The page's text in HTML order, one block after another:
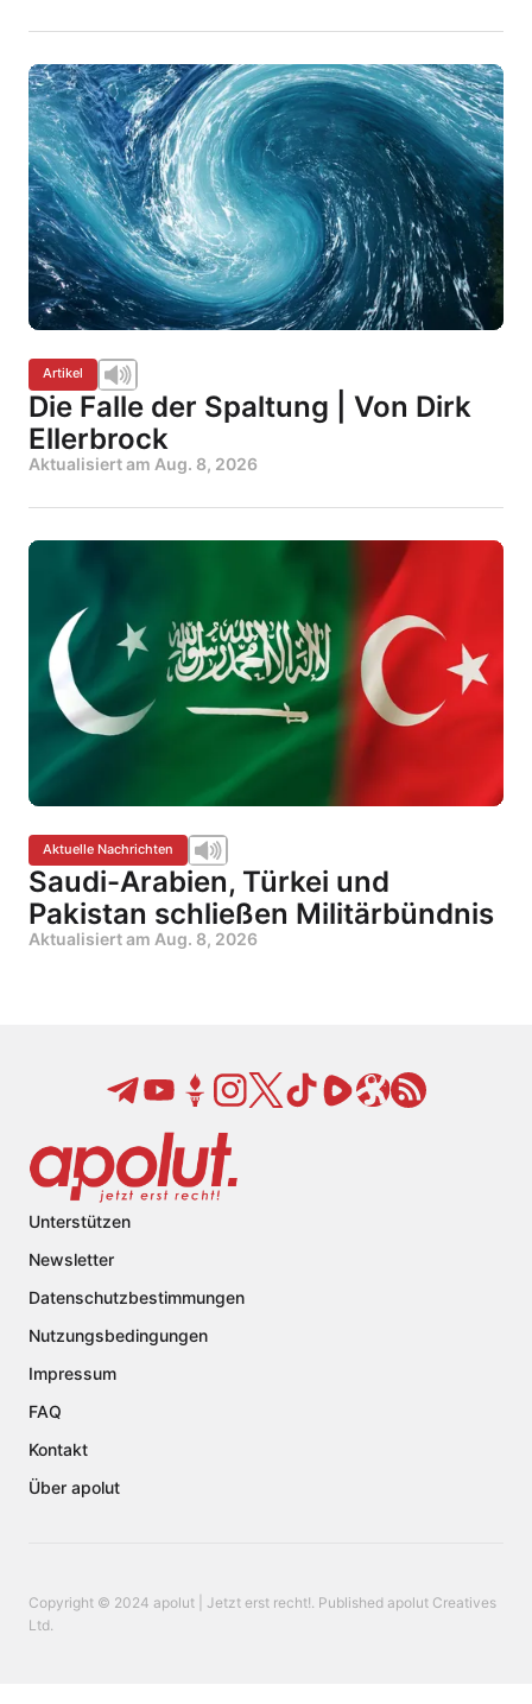
Artikel
Die Falle der Spaltung | Von Dirk
Ellerbrock
Aktualisiert am Aug. 8, 2026
Aktuelle Nachrichten
Saudi-Arabien, Türkei und
Pakistan schließen Militärbündnis
Aktualisiert am Aug. 8, 2026
Unterstützen
Newsletter
Datenschutzbestimmungen
Nutzungsbedingungen
Impressum
FAQ
Kontakt
Über apolut
Copyright © 2024 apolut | Jetzt erst recht!. Published apolut Creatives
Ltd.